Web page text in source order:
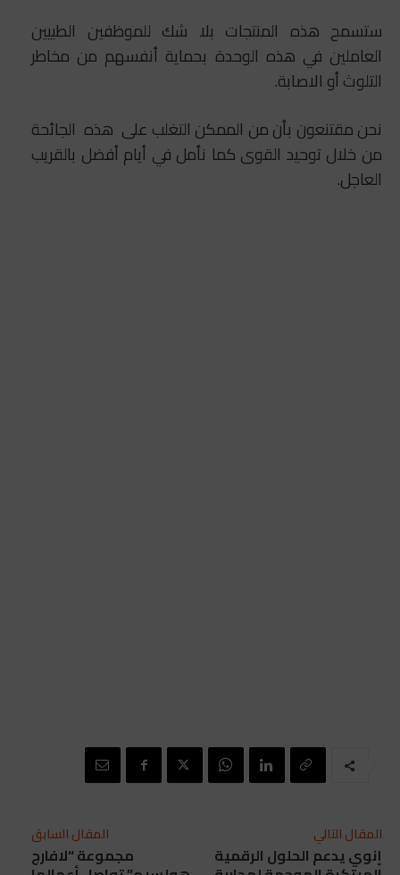
ستسمح هذه المنتجات بلا شك للموظفين الطبيين
العاملين في هذه الوحدة بحماية أنفسهم من مخاطر
التلوث أو الاصابة.
نحن مقتنعون بأن من الممكن التغلب على هذه الجائحة
من خلال توحيد القوى كما نأمل في أيام أفضل بالقريب
العاجل.
المقال السابق
مجموعة “لافارج
المقال التالي
إنوي يدعم الحلول الرقمية